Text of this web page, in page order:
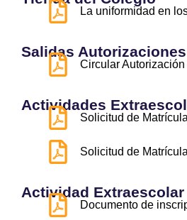
La uniformidad en
Salidas Autorizaciones
Circular
Actividades
Solicitud de
Solicitud de
Actividad Extraescolar
Documento de